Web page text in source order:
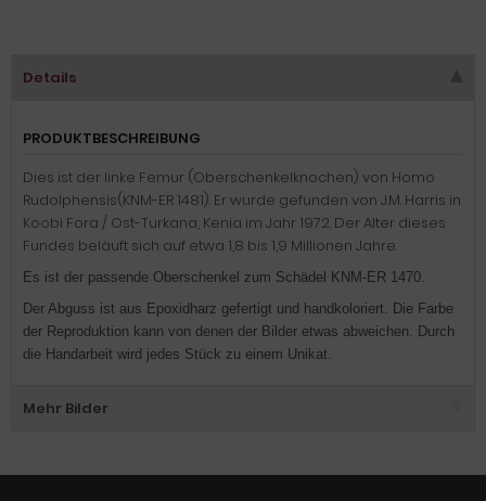
Details
PRODUKTBESCHREIBUNG
Dies ist der linke Femur (Oberschenkelknochen) von Homo
Rudolphensis(KNM-ER 1481). Er wurde gefunden von J.M. Harris in
Koobi Fora / Ost-Turkana, Kenia im Jahr 1972. Der Alter dieses
Fundes beläuft sich auf etwa 1,8 bis 1,9 Millionen Jahre.
Es ist der passende Oberschenkel zum Schädel KNM-ER 1470.
Der Abguss ist aus Epoxidharz gefertigt und handkoloriert. Die Farbe
der Reproduktion kann von denen der Bilder etwas abweichen. Durch
die Handarbeit wird jedes Stück zu einem Unikat.
Mehr Bilder